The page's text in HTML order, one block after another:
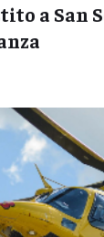
a San